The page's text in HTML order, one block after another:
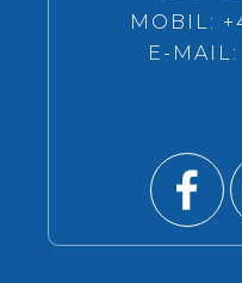
MOBIL:
E-MAIL: